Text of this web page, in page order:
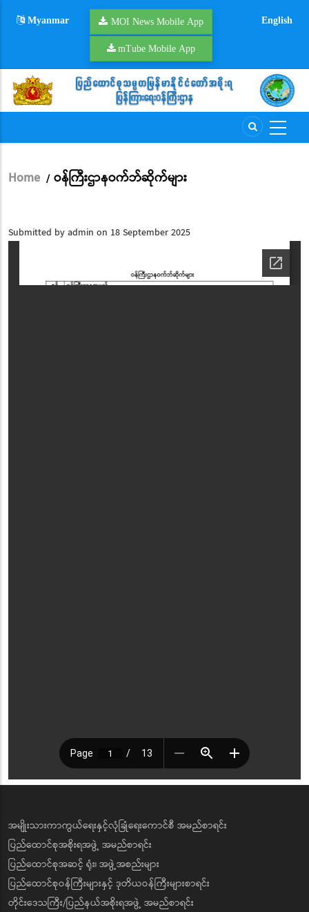
Myanmar MOI News Mobile App
mTube Mobile App
English
Breadcrumb
Home / ဝန်ကြီးဌာနဝက်ဘ်ဆိုက်များ
Submitted byadmin on 18 September 2025
အမျိုးသားကာကွယ်ရေးနှင့်လုံခြုံရေးကောင်စီ အမည်စာရင်း
ပြည်ထောင်စုအစိုးရအဖွဲ့ အမည်စာရင်း
ပြည်ထောင်စုအဆင့် ရုံး၊ အဖွဲ့အစည်းများ
ပြည်ထောင်စုဝန်ကြီးများနှင့် ဒုတိယဝန်ကြီးများစာရင်း
တိုင်းဒေသကြီး/ပြည်နယ်အစိုးရအဖွဲ့ အမည်စာရင်း